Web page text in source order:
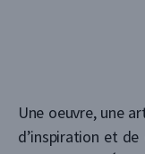
Une oeuvre, une
d’inspiration et